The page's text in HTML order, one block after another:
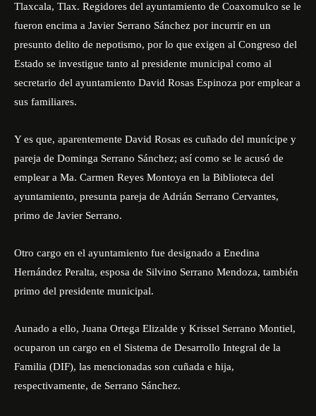
Tlaxcala, Tlax. Regidores del ayuntamiento de Coaxomulco se le
fueron encima a Javier Serrano Sánchez por incurrir en un
presunto delito de nepotismo, por lo que exigen al Congreso del
Estado se investigue tanto al presidente municipal como al
secretario del ayuntamiento David Rosas Espinoza por emplear a
sus familiares.
Y es que, aparentemente David Rosas es cuñado del munícipe y
pareja de Dominga Serrano Sánchez; así como se le acusó de
emplear a Ma. Carmen Reyes Montoya en la Biblioteca del
ayuntamiento, presunta pareja de Adrián Serrano Cervantes,
primo de Javier Serrano.
Otro cargo en el ayuntamiento fue designado a Enedina
Hernández Peralta, esposa de Silvino Serrano Mendoza, también
primo del presidente municipal.
Aunado a ello, Juana Ortega Elizalde y Krissel Serrano Montiel,
ocuparon un cargo en el Sistema de Desarrollo Integral de la
Familia (DIF), las mencionadas son cuñada e hija,
respectivamente, de Serrano Sánchez.